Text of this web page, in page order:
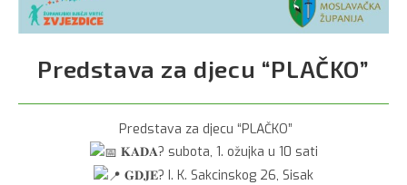
Predstava za djecu “PLAČKO”
Predstava za djecu “PLAČKO”
𝐊𝐀𝐃𝐀? subota, 1. ožujka u 10 sati
𝐆𝐃𝐉𝐄? I. K. Sakcinskog 26, Sisak